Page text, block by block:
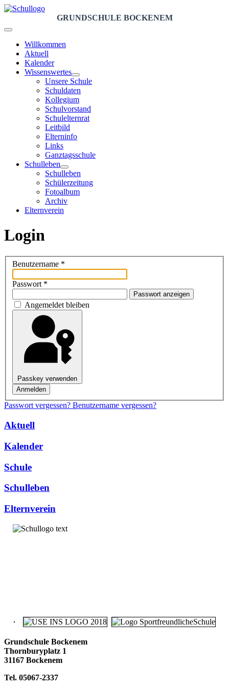
GRUNDSCHULE BOCKENEM
Willkommen
Aktuell
Kalender
Wissenswertes
Unsere Schule
Schuldaten
Kollegium
Schulvorstand
Schulelternrat
Leitbild
Elterninfo
Links
Ganztagsschule
Schulleben
Schulleben
Schülerzeitung
Fotoalbum
Archiv
Elternverein
Login
Benutzername *
Passwort*
Passwort anzeigen
Angemeldet bleiben
Passkey verwenden
Anmelden
Passwort vergessen? Benutzername vergessen?
Aktuell
Kalender
Schule
Schulleben
Elternverein
Grundschule Bockenem
Thornburyplatz 1
31167 Bockenem
Tel. 05067-2337